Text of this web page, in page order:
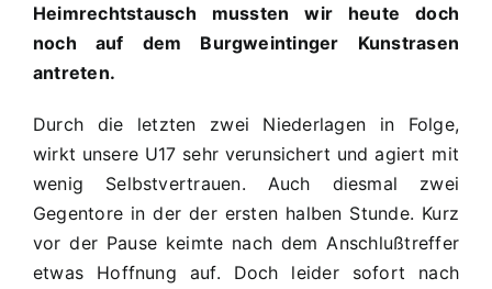
Heimrechtstausch mussten wir heute doch
noch auf dem Burgweintinger Kunstrasen
antreten.
Durch die letzten zwei Niederlagen in Folge,
wirkt unsere U17 sehr verunsichert und agiert mit
wenig Selbstvertrauen. Auch diesmal zwei
Gegentore in der der ersten halben Stunde. Kurz
vor der Pause keimte nach dem Anschlußtreffer
etwas Hoffnung auf. Doch leider sofort nach